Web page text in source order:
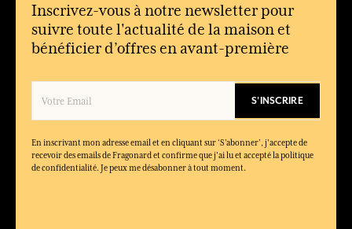
Convient-elle comme idée cadeau ?
Oui, l’association savon et porte-savon en fait une attention
élégante et facile à offrir.
Inscrivez-vous à notre newsletter pour
suivre toute l'actualité de la maison et
bénéficier d’offres en avant-première
S'INSCRIRE
En inscrivant mon adresse email et en cliquant sur ‘S’abonner’, j'accepte de
recevoir des emails de Fragonard et confirme que j'ai lu et accepté la politique
de confidentialité. Je peux me désabonner à tout moment.